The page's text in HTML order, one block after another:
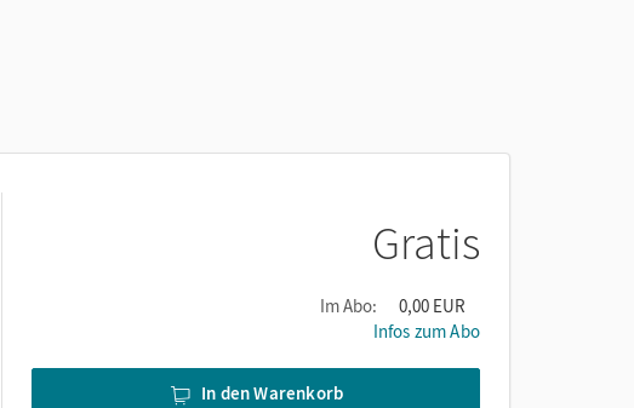
Gratis
Im Abo:
0,00 EUR
Infos zum Abo
In den Warenkorb